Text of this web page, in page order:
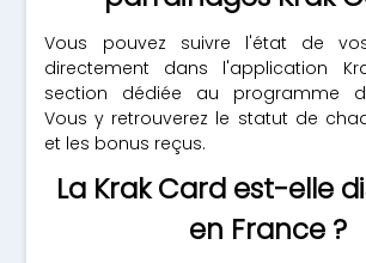
Vous pouvez suivre l'état de
directement dans l'application
section dédiée au programme
Vous y retrouverez le statut de
et les bonus reçus.
La Krak Card est-elle
en France ?